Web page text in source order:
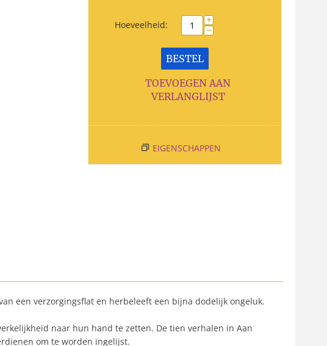
Hoeveelheid: +
−
BESTEL
TOEVOEGEN AAN
VERLANGLIJST
EIGENSCHAPPEN
een verzorgingsflat en herbeleeft een bijna dodelijk ongeluk.
naar hun hand te zetten. De tien verhalen in Aan
om te worden ingelijst.